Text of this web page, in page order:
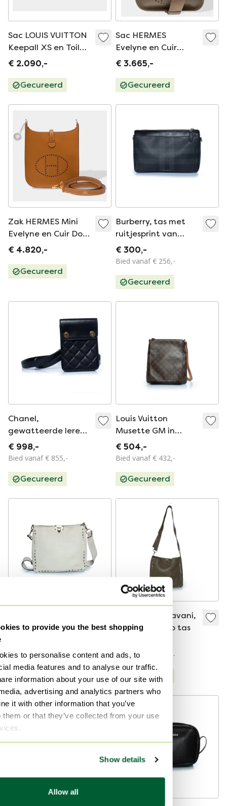
to provide you the best shopping
to personalise content and ads, to
media features and to analyse our traffic.
information about your use of our site with
advertising and analytics partners who
it with other information that you’ve
them or that they’ve collected from your use
Show details
Allow all
Sac LOUIS VUITTON
Keepall XS en Toile
Noir - 103431
€ 2.090,-
Gecureerd
Sac HERMES
Evelyne en Cuir
Étoupe - 103514
€ 3.665,-
Gecureerd
Zak HERMES Mini
Evelyne en Cuir Doré
- 103322
€ 4.820,-
Gecureerd
Burberry, tas met
ruitjesprint van
canvas.
€ 300,-
Bied vanaf € 256,-
Gecureerd
Chanel,
gewatteerde leren
mini-crossbodytas
€ 998,-
Bied vanaf € 855,-
Gecureerd
Louis Vuitton
Musette GM in
Monogram Canvas
€ 504,-
Bied vanaf € 432,-
Gecureerd
Rockstud hobo tas
Bied vanaf € 432,-
Gecureerd
Valentino Garavani,
Rockstud hobo tas
Bied vanaf € 445,-
Gecureerd